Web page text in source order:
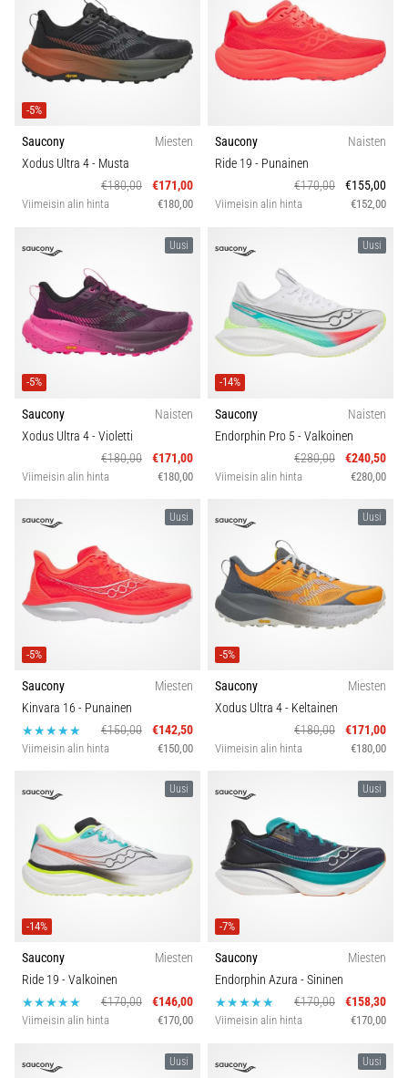
-5%
Saucony
Miesten
Xodus Ultra 4- Musta
€180,00
€171,00
Viimeisin alin hinta €180,00
Saucony
Naisten
Ride 19 - Punainen
€170,00
€155,00
Viimeisin alin hinta €152,00
Uusi
-5%
Saucony
Naisten
Xodus Ultra 4- Violetti
€180,00
€171,00
Viimeisin alin hinta €180,00
Uusi
-14%
Saucony
Naisten
Endorphin Pro 5- Valkoinen
€280,00
€240,50
Viimeisin alin hinta €280,00
Uusi
-5%
Saucony
Miesten
Kinvara 16 - Punainen
€150,00
€142,50
Viimeisin alin hinta €150,00
Uusi
-5%
Saucony
Miesten
Xodus Ultra 4- Keltainen
€180,00
€171,00
Viimeisin alin hinta €180,00
Uusi
-14%
Saucony
Miesten
Ride 19 - Valkoinen
€170,00
€146,00
Viimeisin alin hinta €170,00
Uusi
-7%
Saucony
Miesten
Endorphin Azura - Sininen
€170,00
€158,30
Viimeisin alin hinta €170,00
Uusi Uusi